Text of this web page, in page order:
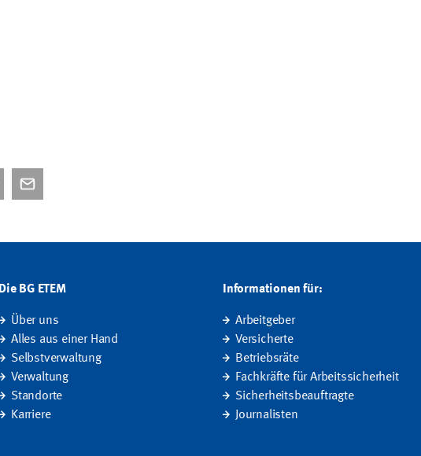
Die BG ETEM
Über uns
Alles aus einer Hand
Selbstverwaltung
Verwaltung
Standorte
Karriere
Informationen für:
Arbeitgeber
Versicherte
Betriebsräte
Fachkräfte für Arbeitssicherheit
Sicherheitsbeauftragte
Journalisten